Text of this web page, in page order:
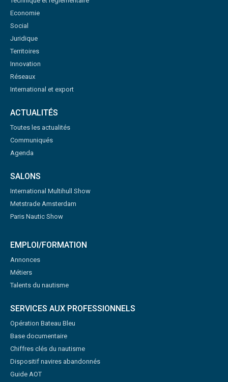
Economie
Social
Juridique
Territoires
Innovation
Réseaux
International et export
ACTUALITÉS
Toutes les actualités
Communiqués
Agenda
SALONS
International Multihull Show
Metstrade Amsterdam
Paris Nautic Show
EMPLOI/FORMATION
Annonces
Métiers
Talents du nautisme
SERVICES AUX PROFESSIONNELS
Opération Bateau Bleu
Base documentaire
Chiffres clés du nautisme
Dispositif navires abandonnés
Guide AOT